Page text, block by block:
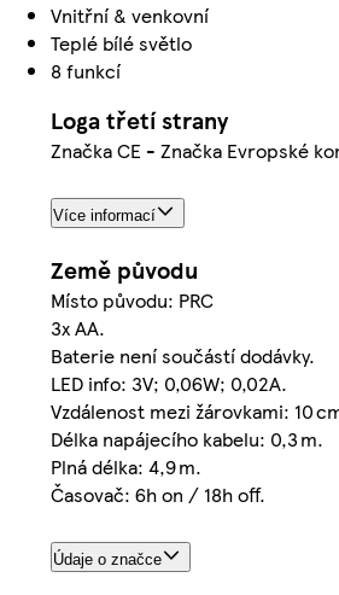
Vnitřní & venkovní
Teplé bílé světlo
8 funkcí
Loga třetí strany
Značka CE - Značka Evropské
Více informací
Země původu
Místo původu: PRC
3x AA.
Baterie není součástí dodávky.
LED info: 3V; 0,06W; 0,02A.
Vzdálenost mezi žárovkami: 10
Délka napájecího kabelu: 0,3 m.
Plná délka: 4,9 m.
Časovač: 6h on / 18h off.
Údaje o značce